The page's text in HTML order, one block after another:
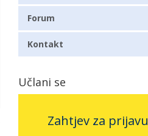
Forum
Kontakt
Učlani se
Zahtjev za prijavu